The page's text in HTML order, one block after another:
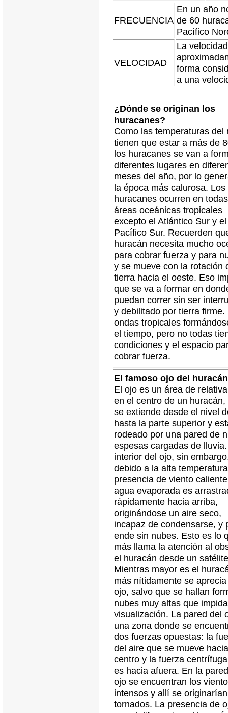
FRECUENCIA
En un año
de 60
Pacífico
VELOCIDAD
La
forma
a una
¿Dónde se originan los
huracanes?
Como las temperaturas del
tienen que estar a más de
los huracanes se van a
diferentes lugares en
meses del año, por lo
la época más calurosa. Los
huracanes ocurren en
áreas oceánicas tropicales
excepto el Atlántico Sur y el
Pacífico Sur. Recuerden
huracán necesita mucho
para cobrar fuerza y para
y se mueve con la rotación
tierra hacia el oeste. Eso
que se va a formar en
puedan correr sin ser
y debilitado por tierra firme.
ondas tropicales
el tiempo, pero no todas
condiciones y el espacio
cobrar fuerza.
El famoso ojo del huracán
El ojo es un área de
en el centro de un huracán,
se extiende desde el nivel
hasta la parte superior y
rodeado por una pared de
espesas cargadas de
interior del ojo, sin
debido a la alta
presencia de viento
agua evaporada es
rápidamente hacia arriba,
originándose un aire seco,
incapaz de condensarse, y
ende sin nubes. Esto es lo
más llama la atención al
el huracán desde un
Mientras mayor es el
más nítidamente se
ojo, salvo que se hallan
nubes muy altas que
visualización. La pared del
una zona donde se
dos fuerzas opuestas: la
del aire que se mueve
centro y la fuerza
es hacia afuera. En la
ojo se encuentran los
intensos y allí se
tornados. La presencia de